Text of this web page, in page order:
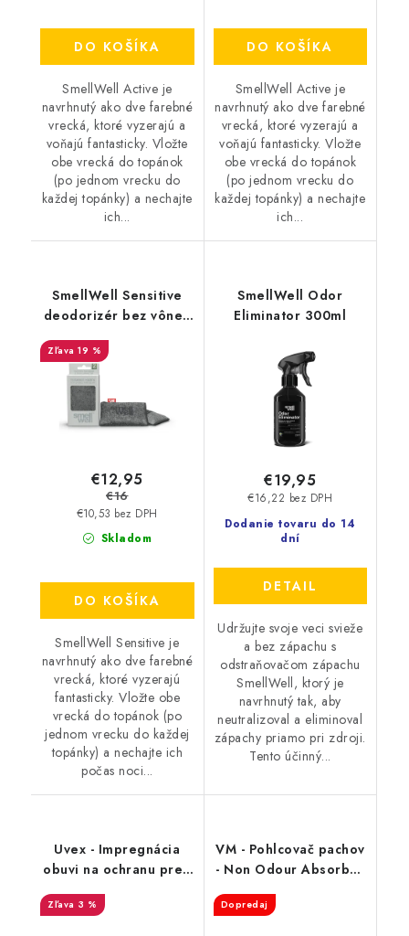
DO KOŠÍKA
SmellWell Active je
navrhnutý ako dve farebné
vrecká, ktoré vyzerajú a
voňajú fantasticky. Vložte
obe vrecká do topánok
(po jednom vrecku do
každej topánky) a nechajte
ich...
DO KOŠÍKA
SmellWell Active je
navrhnutý ako dve farebné
vrecká, ktoré vyzerajú a
voňajú fantasticky. Vložte
obe vrecká do topánok
(po jednom vrecku do
každej topánky) a nechajte
ich...
SmellWell Sensitive
deodorizér bez vône -
Grey
19 %
Skladom
€10,53 bez DPH
€12,95
€16
DO KOŠÍKA
SmellWell Sensitive je
navrhnutý ako dve farebné
vrecká, ktoré vyzerajú
fantasticky. Vložte obe
vrecká do topánok (po
jednom vrecku do každej
topánky) a nechajte ich
počas noci...
SmellWell Odor
Eliminator 300ml
Dodanie tovaru do 14
dní
€16,22 bez DPH
€19,95
DETAIL
Udržujte svoje veci svieže
a bez zápachu s
odstraňovačom zápachu
SmellWell, ktorý je
navrhnutý tak, aby
neutralizoval a eliminoval
zápachy priamo pri zdroji.
Tento účinný...
Uvex - Impregnácia
obuvi na ochranu pred
škvrnami 100 ml
3 %
VM - Pohlcovač pachov
- Non Odour Absorber
Dopredaj